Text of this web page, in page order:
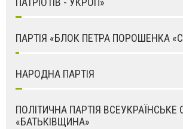
ПАРТІЯ «БЛОК ПЕТРА ПОРОШЕНКА
НАРОДНА ПАРТІЯ
ПОЛІТИЧНА ПАРТІЯ ВСЕУКРАЇНСЬКЕ
«БАТЬКІВЩИНА»